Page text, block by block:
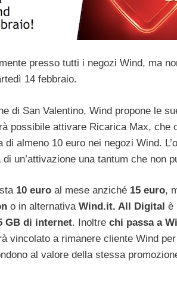
presso tutti i negozi Wind, ma
14 febbraio.
di San Valentino, Wind propone le
possibile attivare Ricarica Max, che
almeno 10 euro nei negozi Wind.
un’attivazione una tantum che non
10 euro al mese anziché 15 euro,
o in alternativaWind.it. All Digital è
GB di internet. Inoltre chi passa a
vincolato a rimanere cliente Wind
al valore della stessa